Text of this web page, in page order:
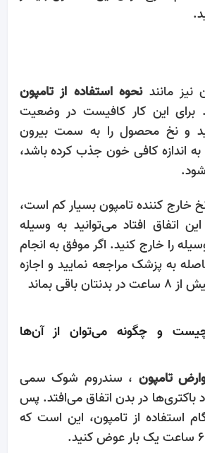
نیز مانندنحوه استفاده از تامپون
برای این کار کافیست در وضعیت
و نخ محصول را به سمت بیرون
اندازه کافی خون جذب کرده باشد،
خارج کننده تامپون بسیار کم است،
اتفاق افتاد می‌توانید به وسیله
را خارج کنید. اگر موفق به انجام
به پزشک مراجعه نمایید و اجازه
بماند
و چگونه می‌توان از آن‌ها
تامپون ، سندروم شوک سمی
باکتری‌ها در بدن اتفاق می‌افتد. پس
استفاده از تامپون، این است که